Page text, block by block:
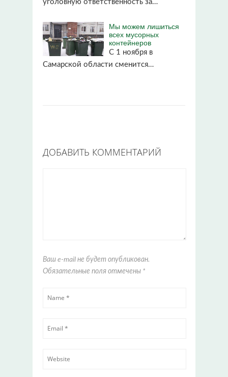
уголовную ответственность за…
Мы можем лишиться
всех мусорных
контейнеров
С 1 ноября в
Самарской области сменится…
ДОБАВИТЬ КОММЕНТАРИЙ
Ваш e-mail не будет опубликован.
Обязательные поля отмечены *